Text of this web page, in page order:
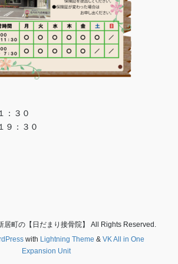
：３０
９：３０
居町の【日だまり接骨院】 All Rights Reserved.
with Lightning Theme & VK All in One
Expansion Unit